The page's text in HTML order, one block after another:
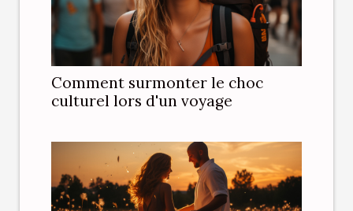
Comment surmonter le choc
culturel lors d'un voyage